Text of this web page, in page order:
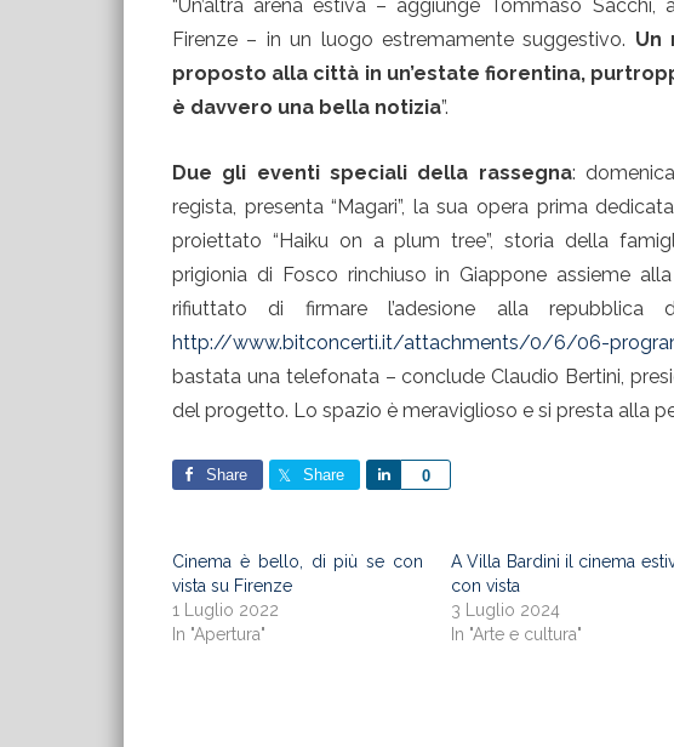
“Un’altra arena estiva – aggiunge Tommaso
Firenze – in un luogo estremamente suggestivo. Un
proposto alla città in un’estate fiorentina,
è davvero una bella notizia”.
Due gli eventi speciali della rassegna:
regista, presenta “Magari”, la sua opera prima
proiettato “Haiku on a plum tree”, storia della
prigionia di Fosco rinchiuso in Giappone assieme
rifiuttato di firmare l’adesione alla repubblica
http://www.bitconcerti.it/attachments/0/6/06-
bastata una telefonata – conclude Claudio Bertini,
del progetto. Lo spazio è meraviglioso e si presta alla
Share Share 0
Share
Cinema è bello, di più se con
vista su Firenze
1 Luglio 2022
In "Apertura"
A Villa Bardini il cinema
con vista
3 Luglio 2024
In "Arte e cultura"